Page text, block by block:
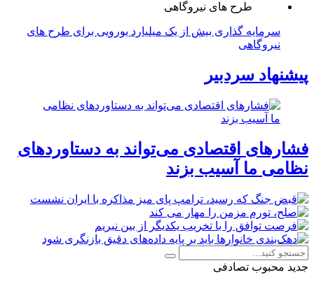
سرمایه گذاری بیش از یک میلیارد یورویی برای طرح های
نیروگاهی
پیشنهاد سردبیر
فشارهای اقتصادی می‌تواند به دستاوردهای
نظامی ما آسیب بزند
جدید محبوب تصادفی